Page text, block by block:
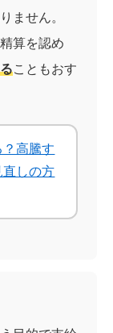
ません。
算を認め
こともおす
高騰す
直しの方